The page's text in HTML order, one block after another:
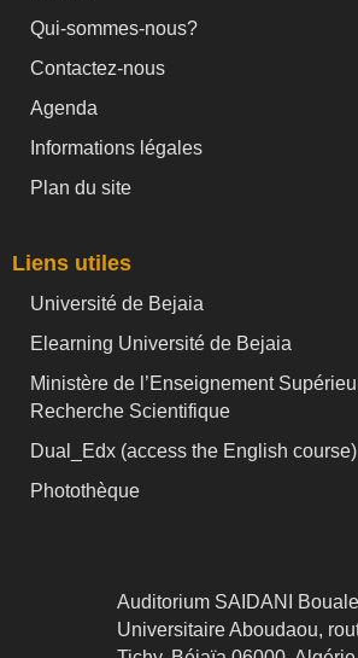
Qui-sommes-nous?
Contactez-nous
Agenda
Informations légales
Plan du site
Liens utiles
Université de Bejaia
Elearning Université de Bejaia
Ministère de l’Enseignement
Recherche Scientifique
Dual_Edx (access the English course)
Photothèque
Auditorium SAIDANI
Universitaire Aboudaou,